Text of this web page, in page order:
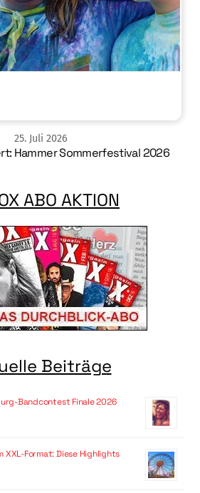
25. Juli 2026
Hammer Sommerfestival 2026
ABO AKTION
Beiträge
Bandcontest Finale 2026
XXL-Format: Diese Highlights